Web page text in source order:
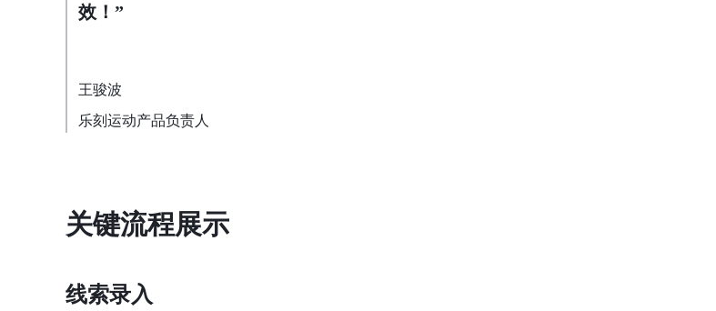
效！”
王骏波
乐刻运动产品负责人
关键流程展示
线索录入